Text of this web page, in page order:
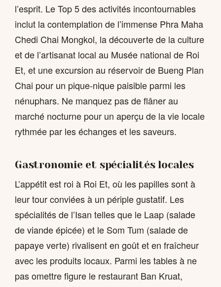
l’esprit. Le Top 5 des activités incontournables
inclut la contemplation de l’immense Phra Maha
Chedi Chai Mongkol, la découverte de la culture
et de l’artisanat local au Musée national de Roi
Et, et une excursion au réservoir de Bueng Plan
Chai pour un pique-nique paisible parmi les
nénuphars. Ne manquez pas de flâner au
marché nocturne pour un aperçu de la vie locale
rythmée par les échanges et les saveurs.
Gastronomie et spécialités locales
L’appétit est roi à Roi Et, où les papilles sont à
leur tour conviées à un périple gustatif. Les
spécialités de l’Isan telles que le Laap (salade
de viande épicée) et le Som Tum (salade de
papaye verte) rivalisent en goût et en fraîcheur
avec les produits locaux. Parmi les tables à ne
pas omettre figure le restaurant Ban Kruat,